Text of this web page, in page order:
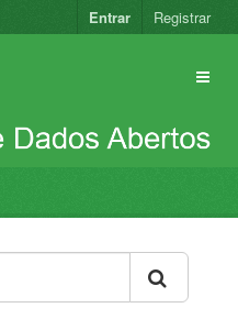
Entrar Registrar